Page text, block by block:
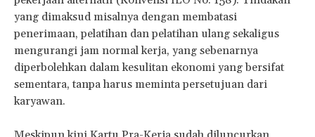
yang dimaksud misalnya dengan membatasi
penerimaan, pelatihan dan pelatihan ulang sekaligus
mengurangi jam normal kerja, yang sebenarnya
diperbolehkan dalam kesulitan ekonomi yang bersifat
sementara, tanpa harus meminta persetujuan dari
karyawan.